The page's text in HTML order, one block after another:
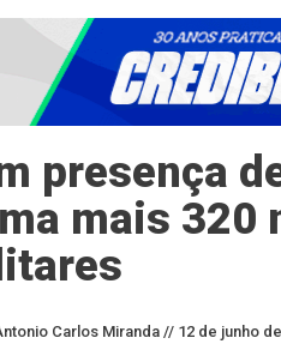
presença
mais 320
Carlos Miranda // 12 de junho